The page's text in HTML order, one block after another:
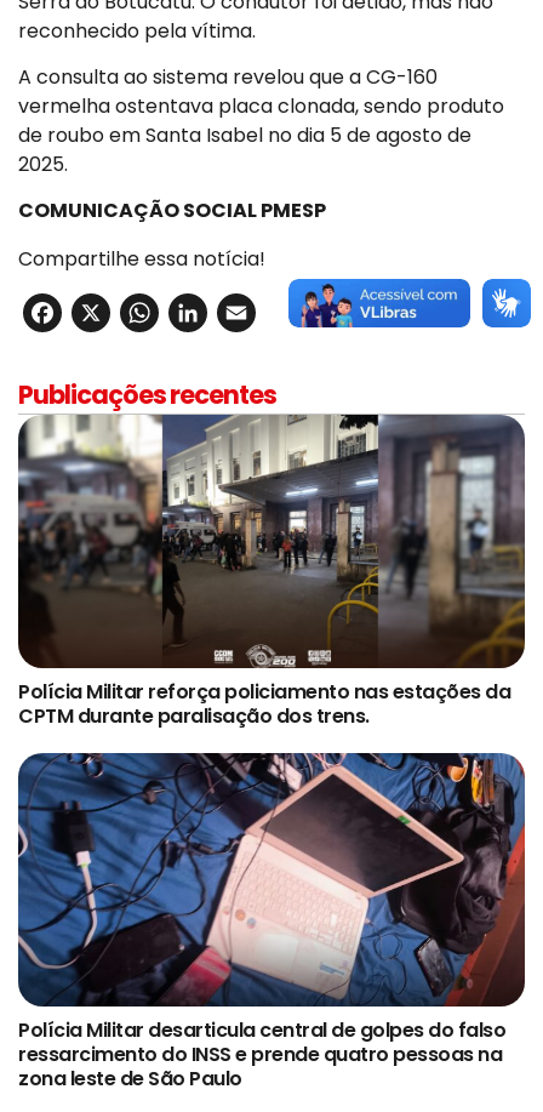
reconhecido pela vítima.
A consulta ao sistema revelou que a CG-160
vermelha ostentava placa clonada, sendo produto
de roubo em Santa Isabel no dia 5 de agosto de
2025.
COMUNICAÇÃO SOCIAL PMESP
Compartilhe essa notícia!
Facebook
X WhatsApp
LinkedIn
Email
Publicações recentes
Polícia Militar reforça policiamento nas estações da
CPTM durante paralisação dos trens.
Polícia Militar desarticula central de golpes do falso
ressarcimento do INSS e prende quatro pessoas na
zona leste de São Paulo